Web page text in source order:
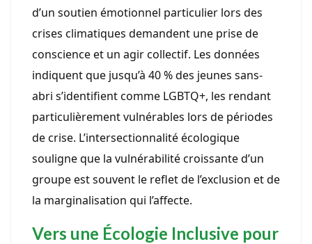
d’un soutien émotionnel particulier lors des
crises climatiques demandent une prise de
conscience et un agir collectif. Les données
indiquent que jusqu’à 40 % des jeunes sans-
abri s’identifient comme LGBTQ+, les rendant
particulièrement vulnérables lors de périodes
de crise. L’intersectionnalité écologique
souligne que la vulnérabilité croissante d’un
groupe est souvent le reflet de l’exclusion et de
la marginalisation qui l’affecte.
Vers une Écologie Inclusive pour